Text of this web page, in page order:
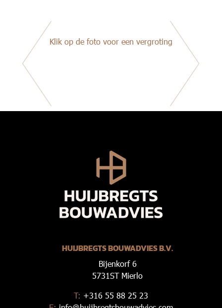
Klik op de foto voor een vergroting
HUIJBREGTS BOUWADVIES B.V.
Bijenkorf 6
5731ST Mierlo
T: +316 55 88 25 23